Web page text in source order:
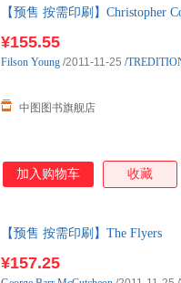
【预售 按需印刷】Christopher
¥155.55
中图图书旗舰店
Filson Young /2011-11-25 /
加入购物车 收藏
【预售 按需印刷】The Flyers
¥157.25